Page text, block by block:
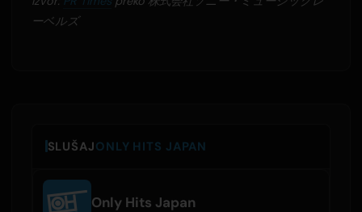
ーベルズ
SLUŠAJONLY HITS JAPAN
Only Hits Japan